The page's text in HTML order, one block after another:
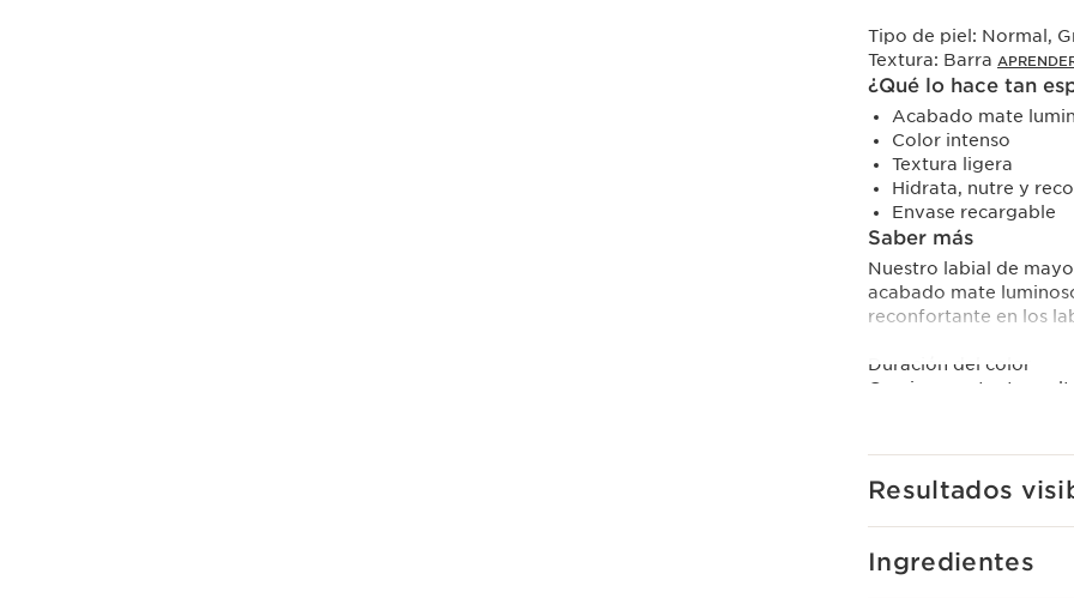
Tipo de piel: Normal,
Textura: Barra
¿Qué lo hace tan
Acabado mate
Color intenso
Textura ligera
Hidrata, nutre y
Envase recargable
Saber más
Nuestro labial de
acabado mate
reconfortante en los
Duración del color
Gracias a su textura
Protección y cuidado
El innovador
camelia bio y la
labios, brindando un
Resultados
Ingredientes